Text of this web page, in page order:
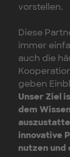
vorstellen.
Diese
immer
auch die
geben
Unser Ziel
dem
innovative
nutzen und